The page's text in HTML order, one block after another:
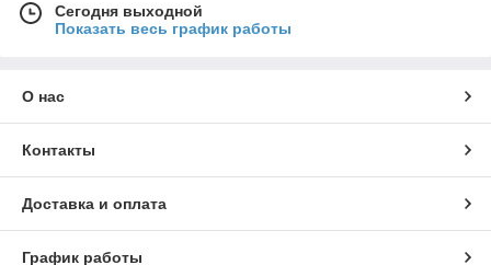
Сегодня выходной
Показать весь график работы
О нас
Контакты
Доставка и оплата
График работы